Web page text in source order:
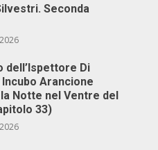
Seconda
dell’Ispettore Di
Incubo Arancione
Notte nel Ventre del
33)